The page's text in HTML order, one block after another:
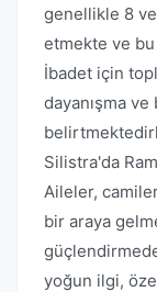
genellikle 8
etmekte ve bu
İbadet için
dayanışma
Silistra'da
Aileler,
bir araya
yoğun ilgi,